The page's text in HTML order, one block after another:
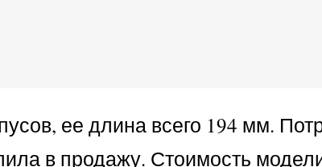
ее длина всего 194 мм.
в продажу. Стоимость